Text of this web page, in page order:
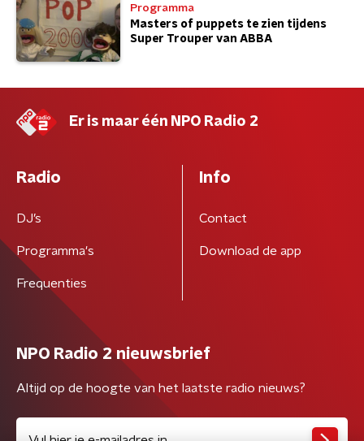
Programma
Masters of puppets te zien tijdens
Super Trouper van ABBA
Er is maar één NPO Radio 2
Radio
DJ’s
Programma's
Frequenties
Info
Contact
Download de app
NPO Radio 2 nieuwsbrief
Altijd op de hoogte van het laatste radio nieuws?